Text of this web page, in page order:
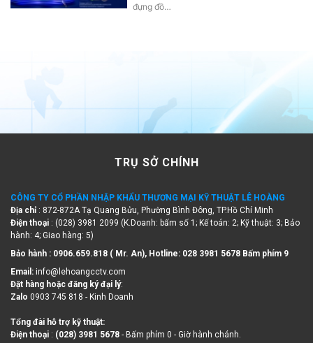
đựng đồ…
TRỤ SỞ CHÍNH
CÔNG TY CỔ PHẦN NHẬP KHẨU THƯƠNG MẠI KỸ THUẬT LÊ HOÀNG
Địa chỉ : 872-872A Tạ Quang Bửu, Phường Bình Đông, TP.Hồ Chí Minh
Điện thoại : (028) 3981 2099 (K.Doanh: bấm số 1; Kế toán: 2; Kỹ thuật: 3; Bảo
hành: 4; Giao hàng: 5)
Bảo hành : 0906.659.818 ( Mr. An), Hotline: 028 3981 5678 Bấm phím 9
Email: info@lehoangcctv.com
Đặt hàng hoặc đăng ký đại lý:
Zalo 0903 745 818 - Kinh Doanh
Tổng đài hỗ trợ kỹ thuật:
Điện thoại : (028) 3981 5678 - Bấm phím 0 - Giờ hành chánh.